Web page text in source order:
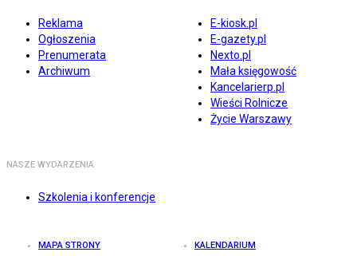
Reklama
Ogłoszenia
Prenumerata
Archiwum
E-kiosk.pl
E-gazety.pl
Nexto.pl
Mała księgowość
Kancelarierp.pl
Wieści Rolnicze
Życie Warszawy
NASZE WYDARZENIA
Szkolenia i konferencje
MAPA STRONY KALENDARIUM